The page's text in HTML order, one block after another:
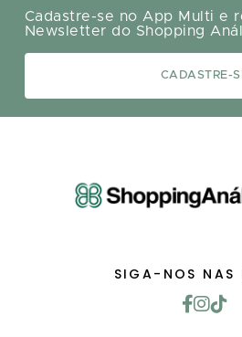
Cadastre-se no App Multi e
Newsletter do Shopping
CADASTRE-
SIGA-NOS NAS